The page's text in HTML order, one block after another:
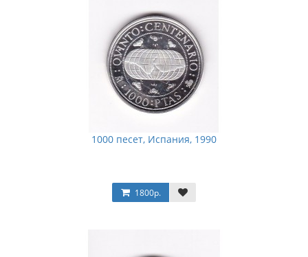
1000 песет, Испания, 1990
1800р.